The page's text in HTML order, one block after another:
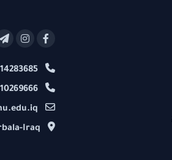
07714283685
07810269666
info@alzahu.edu.iq
Karbala-Iraq